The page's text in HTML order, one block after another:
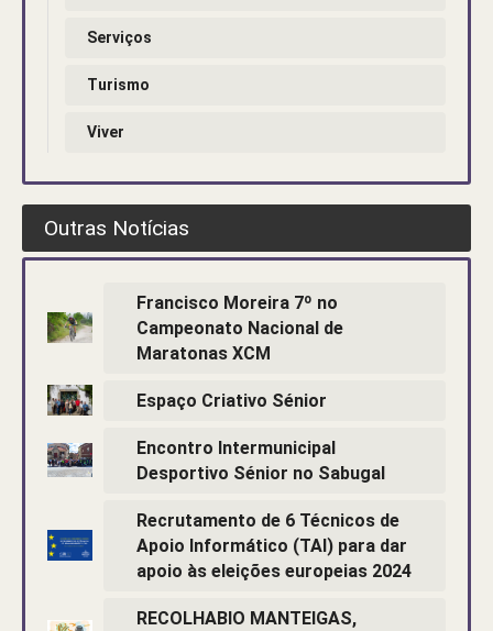
Serviços
Turismo
Viver
Outras Notícias
Francisco Moreira 7º no
Campeonato Nacional de
Maratonas XCM
Espaço Criativo Sénior
Encontro Intermunicipal
Desportivo Sénior no Sabugal
Recrutamento de 6 Técnicos de
Apoio Informático (TAI) para dar
apoio às eleições europeias 2024
RECOLHABIO MANTEIGAS,